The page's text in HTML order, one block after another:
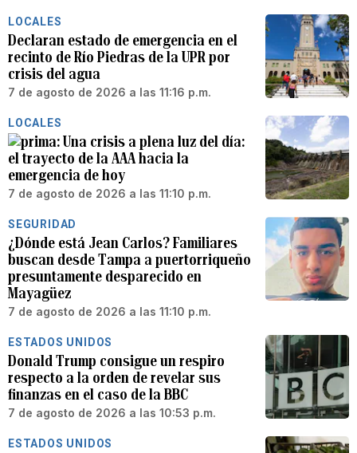
LOCALES
Declaran estado de emergencia en el
recinto de Río Piedras de la UPR por
crisis del agua
7 de agosto de 2026 a las 11:16 p.m.
LOCALES
Una crisis a plena luz del día:
el trayecto de la AAA hacia la
emergencia de hoy
7 de agosto de 2026 a las 11:10 p.m.
SEGURIDAD
¿Dónde está Jean Carlos? Familiares
buscan desde Tampa a puertorriqueño
presuntamente desparecido en
Mayagüez
7 de agosto de 2026 a las 11:10 p.m.
ESTADOS UNIDOS
Donald Trump consigue un respiro
respecto a la orden de revelar sus
finanzas en el caso de la BBC
7 de agosto de 2026 a las 10:53 p.m.
ESTADOS UNIDOS